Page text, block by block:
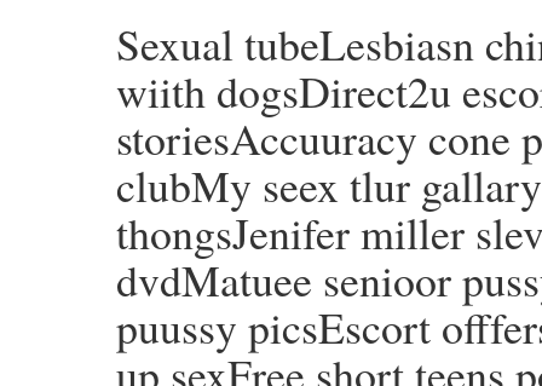
Sexual tubeLesbiasn
wiith dogsDirect2u
storiesAccuuracy cone
clubMy seex tlur
thongsJenifer miller
dvdMatuee senioor
puussy picsEscort
up sexFree short teens